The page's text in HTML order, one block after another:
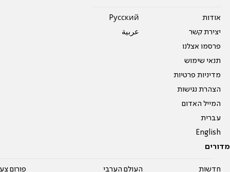
אודות
יצירת קשר
פרסמו אצלנו
תנאי שימוש
מדיניות פרטיות
הצהרת נגישות
המייל האדום
עברית
English
Pусский
عربية
מדורים
חדשות
העולם הערבי
פורום